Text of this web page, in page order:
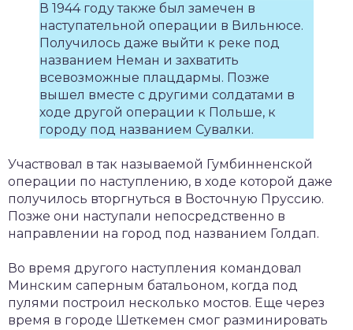
В 1944 году также был замечен в
наступательной операции в Вильнюсе.
Получилось даже выйти к реке под
названием Неман и захватить
всевозможные плацдармы. Позже
вышел вместе с другими солдатами в
ходе другой операции к Польше, к
городу под названием Сувалки.
Участвовал в так называемой Гумбинненской
операции по наступлению, в ходе которой даже
получилось вторгнуться в Восточную Пруссию.
Позже они наступали непосредственно в
направлении на город под названием Голдап.
Во время другого наступления командовал
Минским саперным батальоном, когда под
пулями построил несколько мостов. Еще через
время в городе Шеткемен смог разминировать